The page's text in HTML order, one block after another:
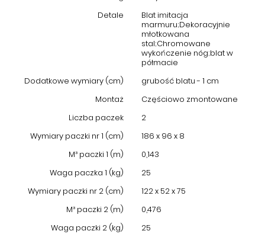
Detale
Blat imitacja
marmuru;Dekoracyjnie
młotkowana
stal;Chromowane
wykończenie nóg;blat w
półmacie
Dodatkowe wymiary (cm)
grubość blatu - 1 cm
Montaż
Częściowo zmontowane
Liczba paczek
2
Wymiary paczki nr 1 (cm)
186 x 96 x 8
M³ paczki 1 (m)
0,143
Waga paczka 1 (kg)
25
Wymiary paczki nr 2 (cm)
122 x 52 x 75
M³ paczki 2 (m)
0,476
Waga paczki 2 (kg)
25